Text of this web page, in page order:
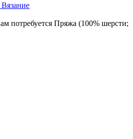
Вязание
потребуется Пряжа (100% шерсти;